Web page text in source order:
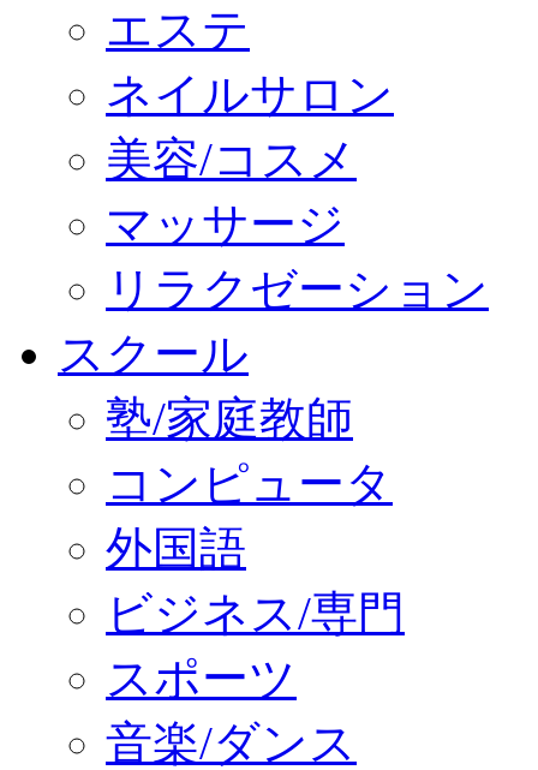
エステ
ネイルサロン
美容/コスメ
マッサージ
リラクゼーション
スクール
塾/家庭教師
コンピュータ
外国語
ビジネス/専門
スポーツ
音楽/ダンス